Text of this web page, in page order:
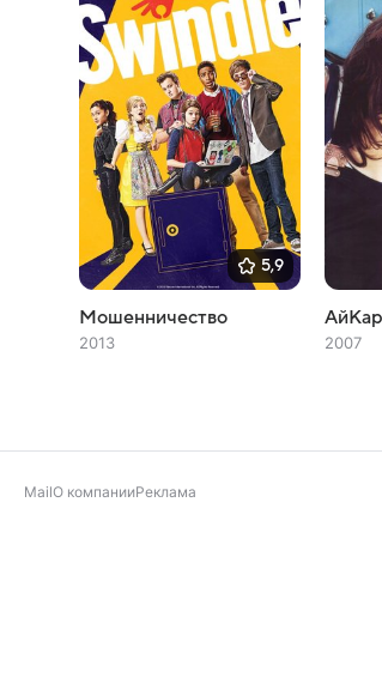
5,9
Мошенничество
2013 2007
MailО компанииРеклама